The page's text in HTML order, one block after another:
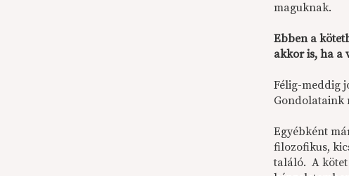
maguknak.
Ebben a
akkor is, ha a
Félig-meddig
Gondolataink
Egyébként
filozofikus,
találó. A kötet